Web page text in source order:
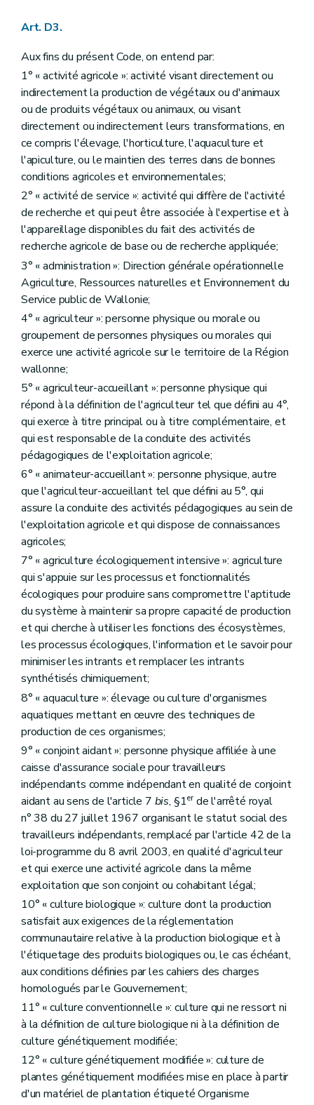
Art. D210
Sous-section 4
Évaluation et contrôle des fermes pédagogiques
Art. D211
Art. D212
Art. D213
Art. D214
Sous-section 5
Recours
Art. D215
Art. D216
Art. D217
Art. D218
Section 3 Soutien aux personnes morales pour la valorisation des produits agricoles
Art. D219
Art. D220
Art. D221
Art. D222
Titre IX La promotion des produits agricoles
Chapitre Ier
Généralités
Art. D223
Chapitre II
L'Agence wallonne pour la Promotion d'une Agriculture de qualité
Section 1re
Création et missions
Art. D224
Art. D225
Art. D226
Art. D228
Art. D229
Art. D230
Section 2 La gestion journalière
Art. D231
Section 3 Personnel de l'Agence
Art. D232
Art. D233
Section 4 La gestion financière
Art. D234
Art. D235
Art. D236
Art. D238
Art. D239
Art. D240
Titre X Les aides agricoles et aquacoles
Chapitre Ier
Dispositions générales
Section 1re
Les aides
Art. D241
Art. D242
Art. D243
Section 2 Les quotas
Art. D244
Section 3
Les aides à l'investissement
Art. D245
Art. D246
Art. D247
Art. D248
Section 4 Mesures pour l'amélioration de l'espace rural et de l'environnement
Art. D249
Section 5 La conditionnalité
Art. D250
Section 6
Le verdissement
Art. D251
Chapitre II L'autorité compétente et l'organisme payeur
Art. D252
Art. D253
Art. D254
Art. D255
Art. D256
Chapitre III Les recours administratifs
Art. D257
Chapitre IV Les modalités de recouvrement
Art. D258
Art. D259
Art. D260
Titre XI La gestion de l'espace agricole et rural
Chapitre Ier
Les voiries agricoles
Art. D261
Chapitre II Protection contre l'érosion et lutte contre les inondations
Section 1re
Subsides aux pouvoirs locaux
Art. D262
Section 2 Lutte contre l'érosion du sol
Art. D3.
Aux fins du présent Code, on entend par:
1° « activité agricole »: activité visant directement ou
indirectement la production de végétaux ou d'animaux
ou de produits végétaux ou animaux, ou visant
directement ou indirectement leurs transformations, en
ce compris l'élevage, l'horticulture, l'aquaculture et
l'apiculture, ou le maintien des terres dans de bonnes
conditions agricoles et environnementales;
2° « activité de service »: activité qui diffère de l'activité
de recherche et qui peut être associée à l'expertise et à
l'appareillage disponibles du fait des activités de
recherche agricole de base ou de recherche appliquée;
3° « administration »: Direction générale opérationnelle
Agriculture, Ressources naturelles et Environnement du
Service public de Wallonie;
4° « agriculteur »: personne physique ou morale ou
groupement de personnes physiques ou morales qui
exerce une activité agricole sur le territoire de la Région
wallonne;
5° « agriculteur-accueillant »: personne physique qui
répond à la définition de l'agriculteur tel que défini au 4°,
qui exerce à titre principal ou à titre complémentaire, et
qui est responsable de la conduite des activités
pédagogiques de l'exploitation agricole;
6° « animateur-accueillant »: personne physique, autre
que l'agriculteur-accueillant tel que défini au 5°, qui
assure la conduite des activités pédagogiques au sein de
l'exploitation agricole et qui dispose de connaissances
agricoles;
7° « agriculture écologiquement intensive »: agriculture
qui s'appuie sur les processus et fonctionnalités
écologiques pour produire sans compromettre l'aptitude
du système à maintenir sa propre capacité de production
et qui cherche à utiliser les fonctions des écosystèmes,
les processus écologiques, l'information et le savoir pour
minimiser les intrants et remplacer les intrants
synthétisés chimiquement;
8° « aquaculture »: élevage ou culture d'organismes
aquatiques mettant en œuvre des techniques de
production de ces organismes;
9° « conjoint aidant »: personne physique affiliée à une
caisse d'assurance sociale pour travailleurs
indépendants comme indépendant en qualité de conjoint
aidant au sens de l'article 7 bis, §1erde l'arrêté royal
n° 38 du 27 juillet 1967 organisant le statut social des
travailleurs indépendants, remplacé par l'article 42 de la
loi-programme du 8 avril 2003, en qualité d'agriculteur
et qui exerce une activité agricole dans la même
exploitation que son conjoint ou cohabitant légal;
10° « culture biologique »: culture dont la production
satisfait aux exigences de la réglementation
communautaire relative à la production biologique et à
l'étiquetage des produits biologiques ou, le cas échéant,
aux conditions définies par les cahiers des charges
homologués par le Gouvernement;
11° « culture conventionnelle »: culture qui ne ressort ni
à la définition de culture biologique ni à la définition de
culture génétiquement modifiée;
12° « culture génétiquement modifiée »: culture de
plantes génétiquement modifiées mise en place à partir
d'un matériel de plantation étiqueté Organisme